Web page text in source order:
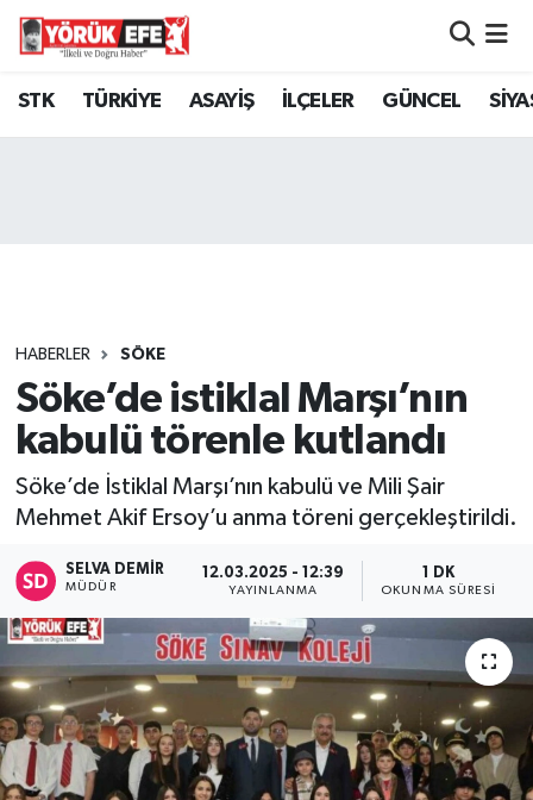
STK TÜRKİYE ASAYİŞ İLÇELER GÜNCEL
HABERLER SÖKE
Söke’de istiklal Marşı’nın
kabulü törenle kutlandı
Söke’de İstiklal Marşı’nın kabulü ve Mili Şair
Mehmet Akif Ersoy’u anma töreni gerçekleştirildi.
SELVA DEMIR
MÜDÜR
12.03.2025 - 12:39
YAYINLANMA
1 DK
OKUNMA SÜRESI
Aydın Nöbetçi Eczaneler
Tüm Manşetler
Son Dakika Haberleri
Haber Arşivi